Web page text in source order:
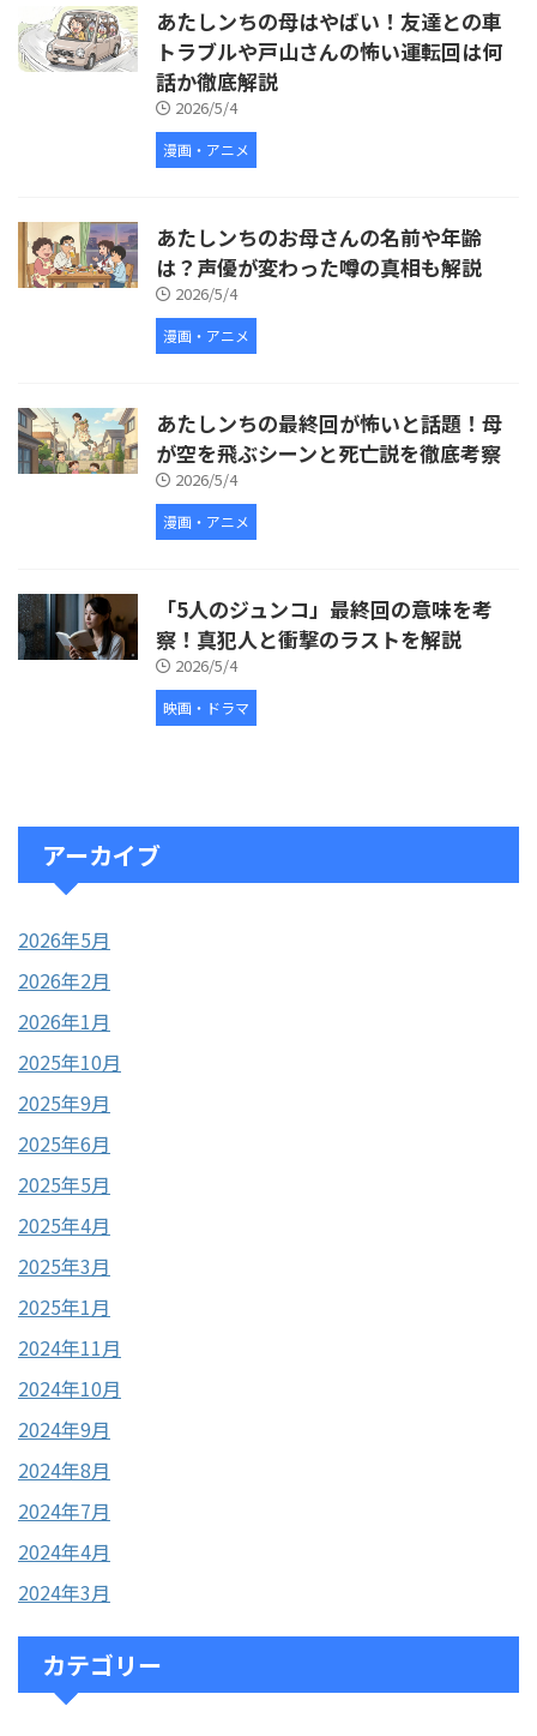
あたしンちの母はやばい！友達との車
トラブルや戸山さんの怖い運転回は何
話か徹底解説
2026/5/4
漫画・アニメ
あたしンちのお母さんの名前や年齢
は？声優が変わった噂の真相も解説
2026/5/4
漫画・アニメ
あたしンちの最終回が怖いと話題！母
が空を飛ぶシーンと死亡説を徹底考察
2026/5/4
漫画・アニメ
「5人のジュンコ」最終回の意味を考
察！真犯人と衝撃のラストを解説
2026/5/4
映画・ドラマ
アーカイブ
2026年5月
2026年2月
2026年1月
2025年10月
2025年9月
2025年6月
2025年5月
2025年4月
2025年3月
2025年1月
2024年11月
2024年10月
2024年9月
2024年8月
2024年7月
2024年4月
2024年3月
カテゴリー